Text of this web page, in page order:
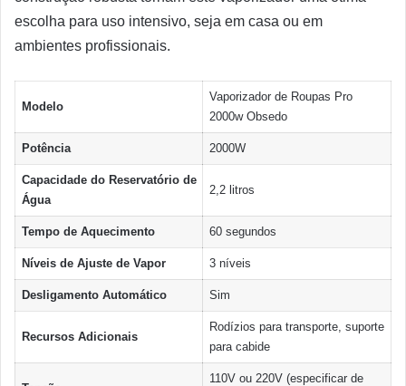
escolha para uso intensivo, seja em casa ou em
ambientes profissionais.
Modelo
Vaporizador de Roupas Pro
2000w Obsedo
Potência 2000W
Capacidade do Reservatório de
Água
2,2 litros
Tempo de Aquecimento 60 segundos
Níveis de Ajuste de Vapor 3 níveis
Desligamento Automático Sim
Recursos Adicionais
Rodízios para transporte, suporte
para cabide
110V ou 220V (especificar de